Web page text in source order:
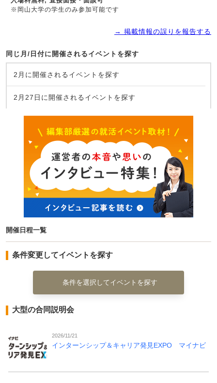
※岡山大学の学生のみ参加可能です
→ 掲載情報の誤りを報告する
同じ月/日付に開催されるイベントを探す
2月に開催されるイベントを探す
2月27日に開催されるイベントを探す
開催日程一覧
条件変更してイベントを探す
条件を選択してイベントを探す
大型の合同説明会
2026/11/21
インターンシップ＆キャリア発見EXPO マイナビ